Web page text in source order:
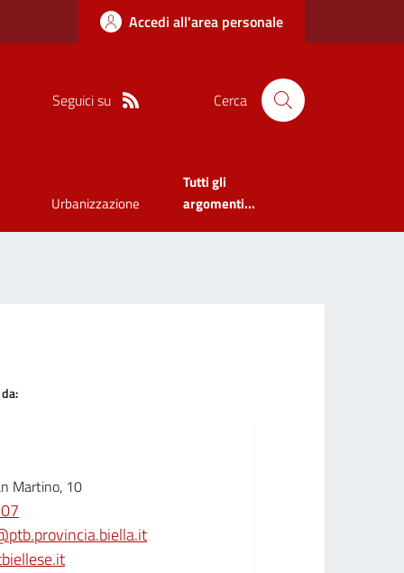
Accedi all'area personale
Seguici su Cerca
Urbanizzazione
Tutti gli
argomenti...
Martino, 10